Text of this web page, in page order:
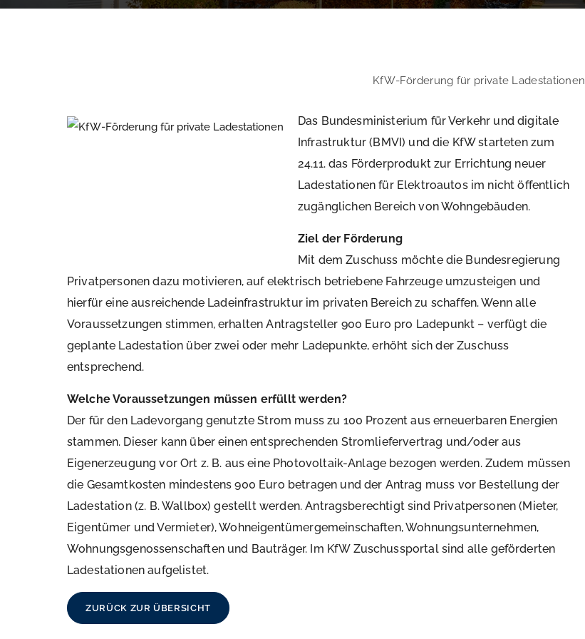
KfW-Förderung für private Ladestationen
Das Bundesministerium für Verkehr und digitale
Infrastruktur (BMVI) und die KfW starteten zum
24.11. das Förderprodukt zur Errichtung neuer
Ladestationen für Elektroautos im nicht öffentlich
zugänglichen Bereich von Wohngebäuden.
Ziel der Förderung
Mit dem Zuschuss möchte die Bundesregierung
Privatpersonen dazu motivieren, auf elektrisch betriebene Fahrzeuge umzusteigen und
hierfür eine ausreichende Ladeinfrastruktur im privaten Bereich zu schaffen. Wenn alle
Voraussetzungen stimmen, erhalten Antragsteller 900 Euro pro Ladepunkt – verfügt die
geplante Ladestation über zwei oder mehr Ladepunkte, erhöht sich der Zuschuss
entsprechend.
Welche Voraussetzungen müssen erfüllt werden?
Der für den Ladevorgang genutzte Strom muss zu 100 Prozent aus erneuerbaren Energien
stammen. Dieser kann über einen entsprechenden Stromliefervertrag und/oder aus
Eigenerzeugung vor Ort z. B. aus eine Photovoltaik-Anlage bezogen werden. Zudem müssen
die Gesamtkosten mindestens 900 Euro betragen und der Antrag muss vor Bestellung der
Ladestation (z. B. Wallbox) gestellt werden. Antragsberechtigt sind Privatpersonen (Mieter,
Eigentümer und Vermieter), Wohneigentümergemeinschaften, Wohnungsunternehmen,
Wohnungsgenossenschaften und Bauträger. Im KfW Zuschussportal sind alle geförderten
Ladestationen aufgelistet.
ZURÜCK ZUR ÜBERSICHT